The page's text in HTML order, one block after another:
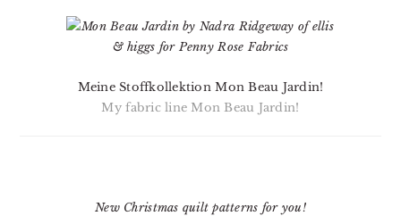
Meine Stoffkollektion Mon Beau Jardin!
My fabric line Mon Beau Jardin!
New Christmas quilt patterns for you!